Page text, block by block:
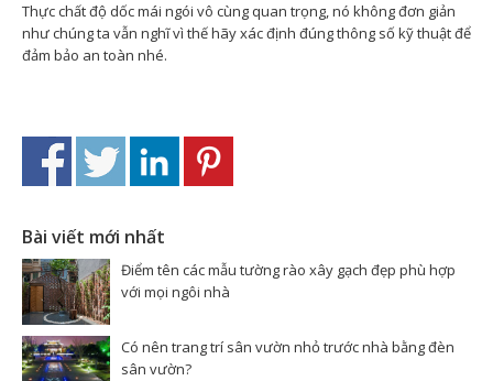
Thực chất độ dốc mái ngói vô cùng quan trọng, nó không đơn giản
như chúng ta vẫn nghĩ vì thế hãy xác định đúng thông số kỹ thuật để
đảm bảo an toàn nhé.
Bài viết mới nhất
Điểm tên các mẫu tường rào xây gạch đẹp phù hợp
với mọi ngôi nhà
Có nên trang trí sân vườn nhỏ trước nhà bằng đèn
sân vườn?